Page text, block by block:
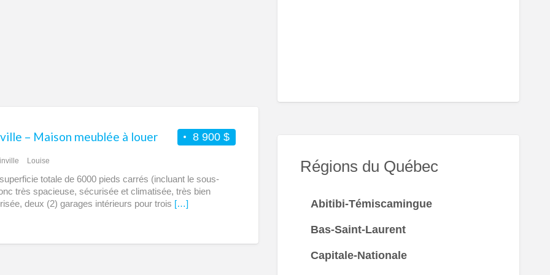
8 900 $
– Maison meublée à louer
Louise
superficie totale de 6000 pieds carrés (incluant le sous-
très spacieuse, sécurisée et climatisée, très bien
deux (2) garages intérieurs pour trois […]
Régions du Québec
Abitibi-Témiscamingue
Bas-Saint-Laurent
Capitale-Nationale